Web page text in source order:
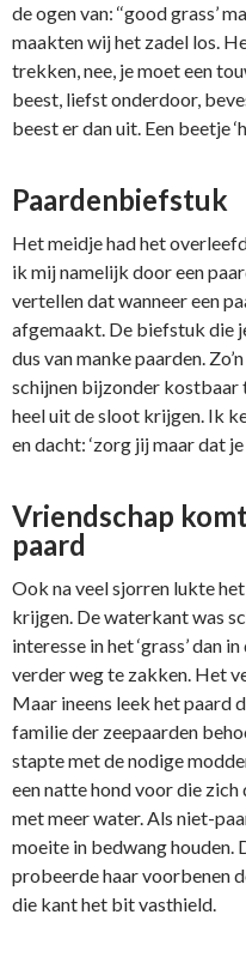
de ogen van: ‘‘good grass’
maakten wij het zadel los.
trekken, nee, je moet een
beest, liefst onderdoor,
beest er dan uit. Een beetje
Paardenbiefstuk
Het meidje had het
ik mij namelijk door een
vertellen dat wanneer een
afgemaakt. De biefstuk die
dus van manke paarden.
schijnen bijzonder kostbaar
heel uit de sloot krijgen. Ik
en dacht: ‘zorg jij maar dat
Vriendschap
paard
Ook na veel sjorren lukte
krijgen. De waterkant was
interesse in het ‘grass’ dan
verder weg te zakken. Het
Maar ineens leek het paard
familie der zeepaarden
stapte met de nodige
een natte hond voor die
met meer water. Als niet-
moeite in bedwang houden.
probeerde haar voorbenen
die kant het bit vasthield.